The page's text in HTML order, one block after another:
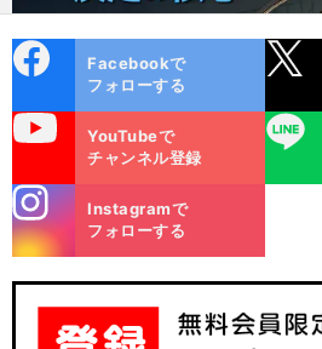
ok
Facebookで
フォローする
YouTubeで
チャンネル登録
LINE
m
Instagramで
フォローする